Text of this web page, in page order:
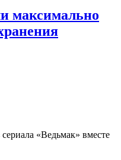
максимально
«Ведьмак» вместе